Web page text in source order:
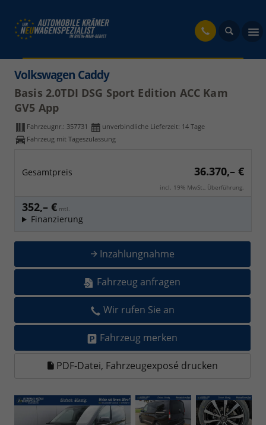
Volkswagen Caddy
Basis 2.0TDI DSG Sport Edition ACC Kam
GV5 App
Fahrzeugnr.: 357731 unverbindliche Lieferzeit: 14 Tage
Fahrzeug mit Tageszulassung
Gesamtpreis 36.370,– €
incl. 19% MwSt., Überführung.
352,– € mtl.
Finanzierung
Inzahlungnahme
Fahrzeug anfragen
Wir rufen Sie an
Fahrzeug merken
PDF-Datei, Fahrzeugexposé drucken